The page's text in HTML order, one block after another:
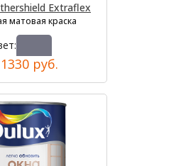
Extraflex
матовая краска
руб.